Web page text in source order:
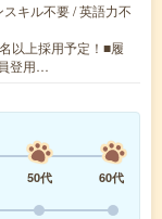
キル不要 / 英語力不
以上採用予定！■履
登用…
50代
60代